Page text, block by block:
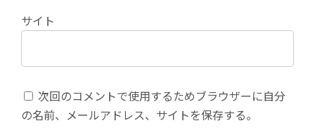
サイト
次回のコメントで使用するためブラウザーに自分
の名前、メールアドレス、サイトを保存する。